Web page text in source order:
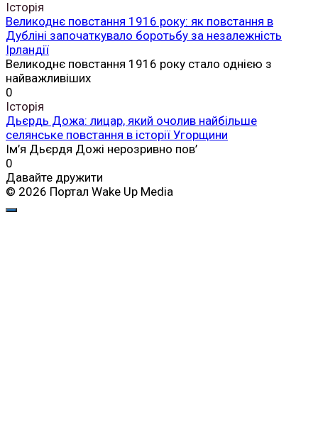
Історія
Великоднє повстання 1916 року: як повстання в
Дубліні започаткувало боротьбу за незалежність
Ірландії
Великоднє повстання 1916 року стало однією з
найважливіших
0
Історія
Дьєрдь Дожа: лицар, який очолив найбільше
селянське повстання в історії Угорщини
Ім’я Дьєрдя Дожі нерозривно пов’
0
Давайте дружити
© 2026 Портал Wake Up Media